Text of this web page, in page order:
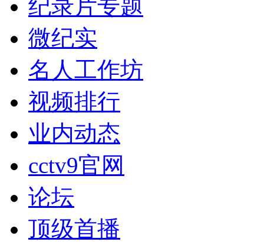
纪录片专题
微纪实
名人工作坊
视频排行
业内动态
cctv9官网
论坛
顶级首播